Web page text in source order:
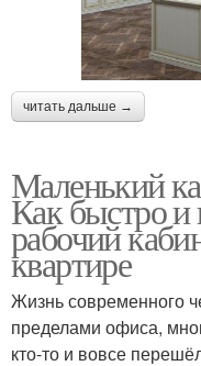
читать дальше →
Маленький
Как быстро и
рабочий
квартире
Жизнь современного
пределами офиса,
кто-то и вовсе